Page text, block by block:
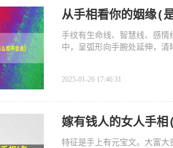
从手相看你的姻缘(
手纹有生命线、智慧线、感
中，呈弧形向手腕处延伸，
2025-01-26 17:46:31
嫁有钱人的女人手
特征是手上有元宝文。大富